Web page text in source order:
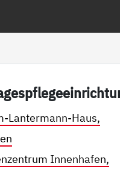
Lantermann-Haus,
Innenhafen,